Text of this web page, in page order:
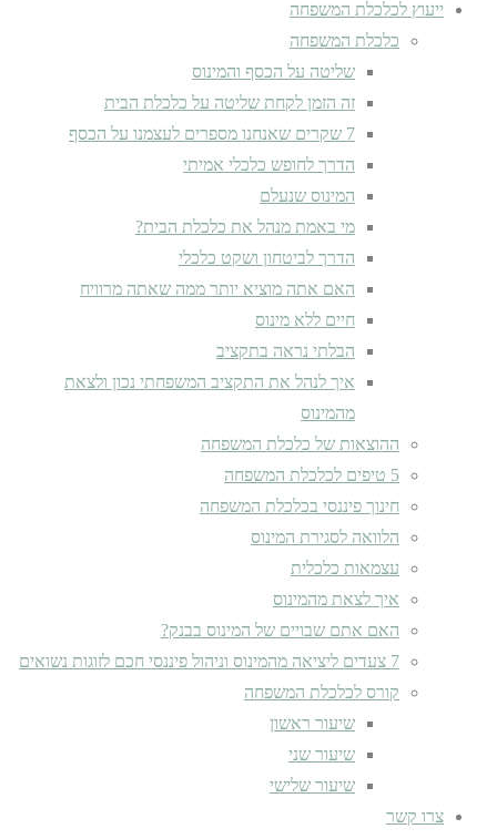
ייעוץ לכלכלת המשפחה
כלכלת המשפחה
שליטה על הכסף והמינוס
זה הזמן לקחת שליטה על כלכלת הבית
7 שקרים שאנחנו מספרים לעצמנו על הכסף
הדרך לחופש כלכלי אמיתי
המינוס שנעלם
מי באמת מנהל את כלכלת הבית?
הדרך לביטחון ושקט כלכלי
האם אתה מוציא יותר ממה שאתה מרוויח
חיים ללא מינוס
הבלתי נראה בתקציב
איך לנהל את התקציב המשפחתי נכון ולצאת
מהמינוס
ההוצאות של כלכלת המשפחה
5 טיפים לכלכלת המשפחה
חינוך פיננסי בכלכלת המשפחה
הלוואה לסגירת המינוס
עצמאות כלכלית
איך לצאת מהמינוס
האם אתם שבויים של המינוס בבנק?
7 צעדים ליציאה מהמינוס וניהול פיננסי חכם לזוגות נשואים
קורס לכלכלת המשפחה
שיעור ראשון
שיעור שני
שיעור שלישי
צרו קשר